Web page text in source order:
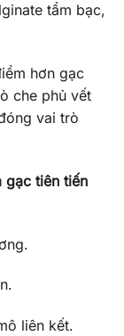
tẩm bạc,
hơn gạc
che phủ vết
vai trò
gạc tiên tiến
liên kết.